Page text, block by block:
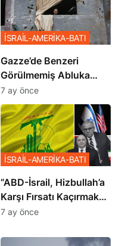
​​​​​​​Gazze’de Benzeri
Görülmemiş Abluka
Planı
İSRAİL-AMERİKA-BATI
7 ay önce
​​​​​​​”ABD-İsrail, Hizbullah’a
Karşı Fırsatı Kaçırmak
İstemiyor”
İSRAİL-AMERİKA-BATI
7 ay önce